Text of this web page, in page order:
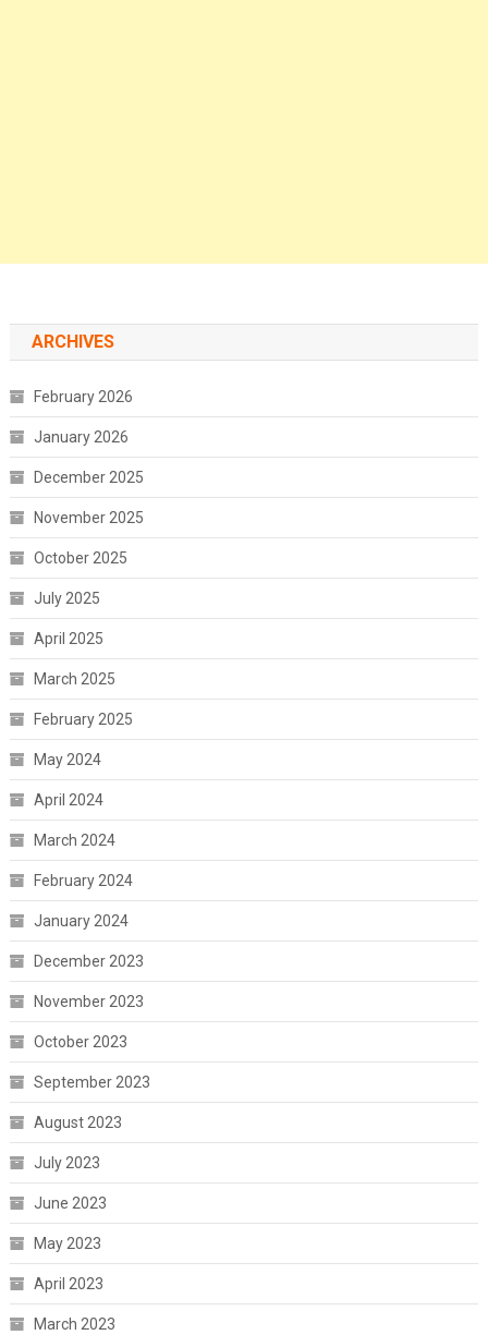
ARCHIVES
February 2026
January 2026
December 2025
November 2025
October 2025
July 2025
April 2025
March 2025
February 2025
May 2024
April 2024
March 2024
February 2024
January 2024
December 2023
November 2023
October 2023
September 2023
August 2023
July 2023
June 2023
May 2023
April 2023
March 2023